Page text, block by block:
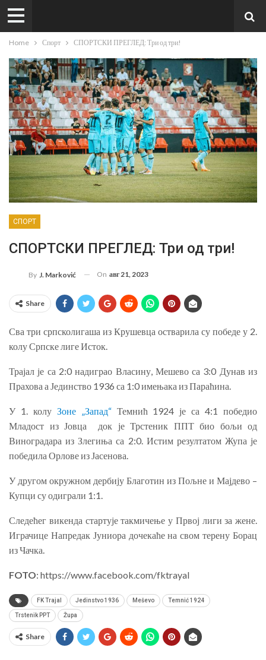
Home Спорт СПОРТСКИ ПРЕГЛЕД: Три од три!
СПОРТ
СПОРТСКИ ПРЕГЛЕД: Три од три!
By J. Marković On авг 21, 2023
Share
Сва три српсколигаша из Крушевца остварила су победе у 2.
колу Српске лиге Исток.
Трајал је са 2:0 надиграо Власину, Мешево са 3:0 Дунав из
Прахова а Јединство 1936 са 1:0 имењака из Параћина.
У 1. колу Зоне „Запад“Темнић 1924 је са 4:1 победио
Младост из Јовца док је Трстеник ППТ био бољи од
Виноградара из Злегиња са 2:0. Истим резултатом Жупа је
победила Орлове из Јасенова.
У другом окружном дербију Благотин из Пољне и Мајдево –
Купци су одиграли 1:1.
Следећег викенда стартује такмичење у Првој лиги за жене.
Играчице Напредак Јуниора дочекаће на свом терену Борац
из Чачка.
FOTO: https://www.facebook.com/fktrayal
FK Trajal Jedinstvo 1936 Meševo Temnić 1924
Trstenik PPT Župa
Share